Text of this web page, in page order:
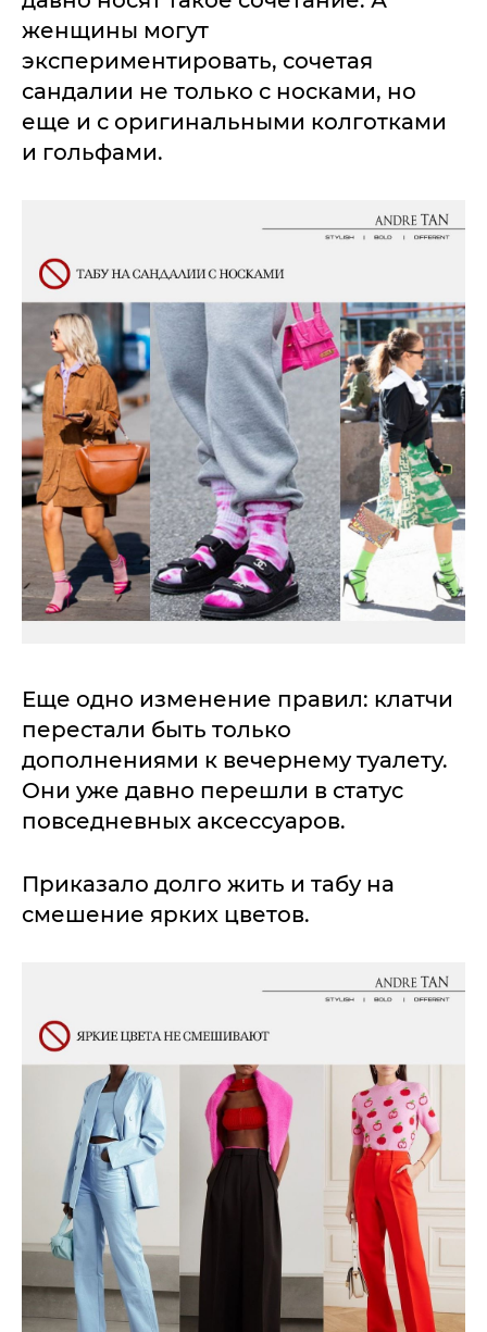
женщины могут
экспериментировать, сочетая
сандалии не только с носками, но
еще и с оригинальными колготками
и гольфами.
Еще одно изменение правил: клатчи
перестали быть только
дополнениями к вечернему туалету.
Они уже давно перешли в статус
повседневных аксессуаров.
Приказало долго жить и табу на
смешение ярких цветов.